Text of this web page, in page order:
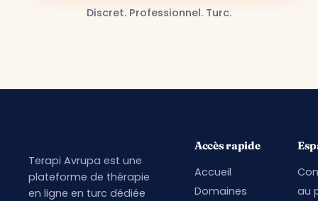
Discret. Professionnel. Turc.
Terapi Avrupa est une
plateforme de thérapie
en ligne en turc dédiée
Accès rapide
Accueil
Domaines
au